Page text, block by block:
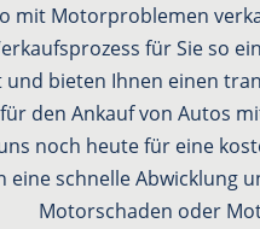
mit Motorproblemen
für Sie so
bieten Ihnen einen
den Ankauf von Autos
noch heute für eine
eine schnelle Abwicklung
Motorschaden oder